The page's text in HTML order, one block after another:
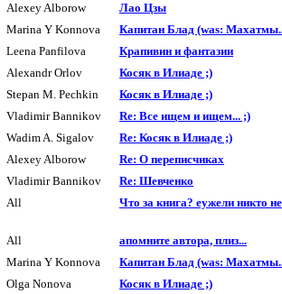
Alexey Alborow
Лао Цзы
Marina Y Konnova
Капитан Блад (was:
Leena Panfilova
Кpапивин и фантазии
Alexandr Orlov
Косяк в Илиаде ;)
Stepan M. Pechkin
Косяк в Илиаде ;)
Vladimir Bannikov
Re: Все ищем и ищем... ;)
Wadim A. Sigalov
Re: Косяк в Илиаде ;)
Alexey Alborow
Re: О переписчиках
Vladimir Bannikov
Re: Шевченко
All Что за книга? еужели никто
All
апомните автора, плиз...
Marina Y Konnova
Капитан Блад (was:
Olga Nonova
Косяк в Илиаде ;)